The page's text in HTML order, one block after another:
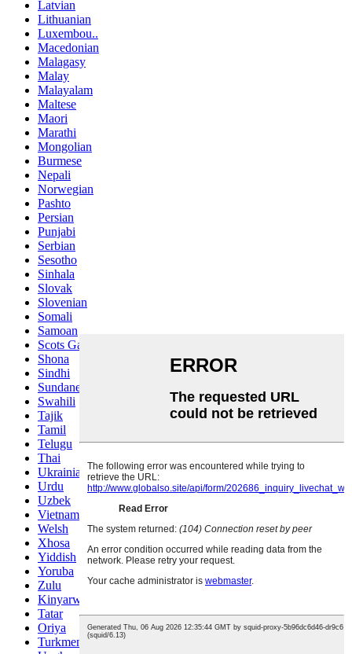
Latvian
Lithuanian
Luxembou..
Macedonian
Malagasy
Malay
Malayalam
Maltese
Maori
Marathi
Mongolian
Burmese
Nepali
Norwegian
Pashto
Persian
Punjabi
Serbian
Sesotho
Sinhala
Slovak
Slovenian
Somali
Samoan
Scots Gaelic
Shona
Sindhi
Sundanese
Swahili
Tajik
Tamil
Telugu
Thai
Ukrainian
Urdu
Uzbek
Vietnamese
Welsh
Xhosa
Yiddish
Yoruba
Zulu
Kinyarwanda
Tatar
Oriya
Turkmen